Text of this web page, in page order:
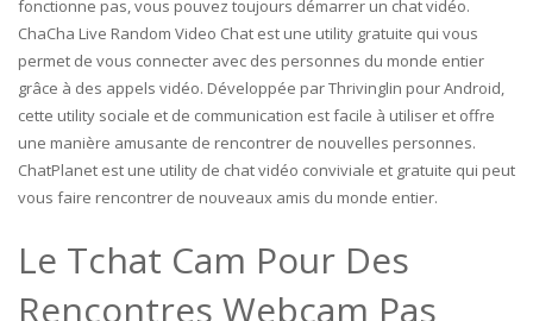
fonctionne pas, vous pouvez toujours démarrer un chat vidéo.
ChaCha Live Random Video Chat est une utility gratuite qui vous
permet de vous connecter avec des personnes du monde entier
grâce à des appels vidéo. Développée par Thrivinglin pour Android,
cette utility sociale et de communication est facile à utiliser et offre
une manière amusante de rencontrer de nouvelles personnes.
ChatPlanet est une utility de chat vidéo conviviale et gratuite qui peut
vous faire rencontrer de nouveaux amis du monde entier.
Le Tchat Cam Pour Des
Rencontres Webcam Pas